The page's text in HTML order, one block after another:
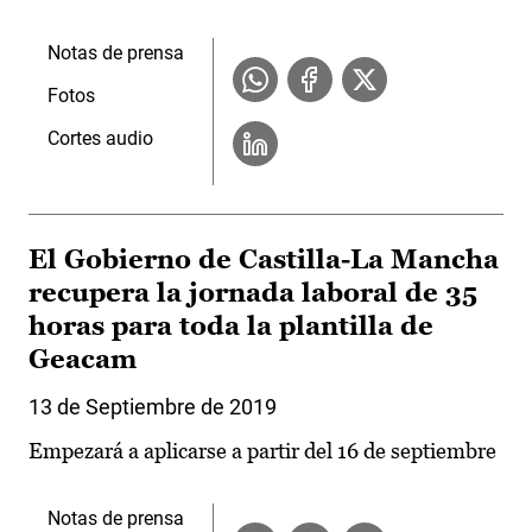
Notas de prensa
Fotos
Cortes audio
El Gobierno de Castilla-La Mancha
recupera la jornada laboral de 35
horas para toda la plantilla de
Geacam
13 de Septiembre de 2019
Empezará a aplicarse a partir del 16 de septiembre
Notas de prensa